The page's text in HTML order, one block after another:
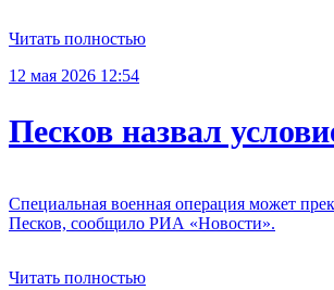
Читать полностью
12 мая 2026 12:54
Песков назвал
Специальная военная операция может
Песков, сообщило РИА «Новости».
Читать полностью